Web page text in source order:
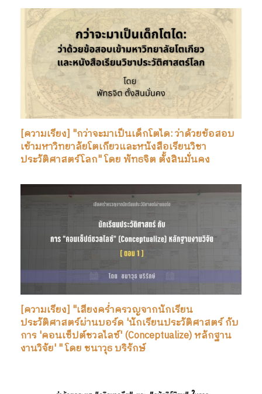
[ความเรียง] "กว่าจะมาเป็นเด็กโตได: ว่าด้วยข้อสอบ
เข้ามหาวิทยาลัยโตเกียวและหนังสือเรียนวิชา
ประวัติศาสตร์โลก" โดย พัทธจิต ตั้งสินมั่นคง
[ความเรียง] "เสียงคร่ำครวญจากนักเรียน
ประวัติศาสตร์ผ่านบอร์ด 'นักเรียนประวัติศาสตร์ กับ
การ 'คอนเซ็ปต์ชวลไลซ์' (Conceptualize) หลักฐาน
งานวิจัย' " โดย ชนาวุธ บริรักษ์